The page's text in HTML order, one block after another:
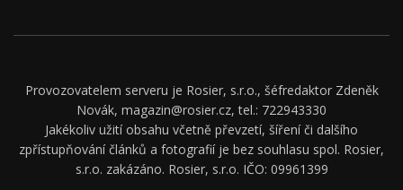
Provozovatelem serveru je Rosier, s.r.o., šéfredaktor Zdeněk
Novák, magazin@rosier.cz, tel.: 722943330
Jakékoliv užití obsahu včetně převzetí, šíření či dalšího
zpřístupňování článků a fotografií je bez souhlasu spol. Rosier,
s.r.o. zakázáno. Rosier, s.r.o. IČO: 09961399